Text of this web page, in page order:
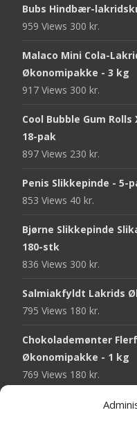
Bubs Hindbær-
959 Views 300 kr.
Malaco Mini Cola-
Økonomipakke - 3 kg
917 Views 300 kr.
Cool Bubble Gum
18-pak
897 Views 230 kr.
Penis Slikkepinde - 5-
853 Views 40 kr.
Bjørne Slikkepinde
180-stk
836 Views 300 kr.
Salmiakfyldt Lakrids
795 Views 180 kr.
Chokolademønter
Økonomipakke - 1 kg
769 Views 180 kr.
Malaco Stjerner